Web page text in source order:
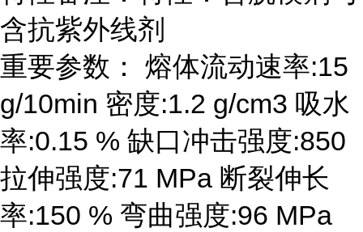
含抗紫外线剂
重要参数： 熔体流动速率:15
g/10min 密度:1.2 g/cm3 吸水
率:0.15 % 缺口冲击强度:850
拉伸强度:71 MPa 断裂伸长
率:150 % 弯曲强度:96 MPa